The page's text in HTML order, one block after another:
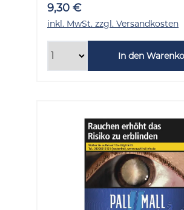
9,30 €
inkl. MwSt. zzgl. Versandkosten
In den